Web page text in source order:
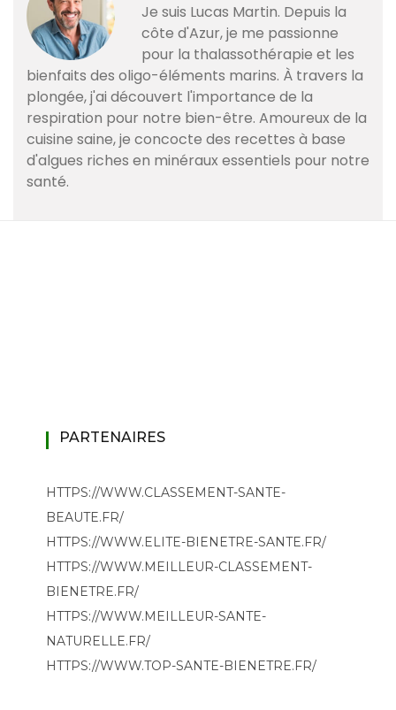
Je suis Lucas Martin. Depuis la
côte d'Azur, je me passionne
pour la thalassothérapie et les
bienfaits des oligo-éléments marins. À travers la
plongée, j'ai découvert l'importance de la
respiration pour notre bien-être. Amoureux de la
cuisine saine, je concocte des recettes à base
d'algues riches en minéraux essentiels pour notre
santé.
PARTENAIRES
HTTPS://WWW.CLASSEMENT-SANTE-
BEAUTE.FR/
HTTPS://WWW.ELITE-BIENETRE-SANTE.FR/
HTTPS://WWW.MEILLEUR-CLASSEMENT-
BIENETRE.FR/
HTTPS://WWW.MEILLEUR-SANTE-
NATURELLE.FR/
HTTPS://WWW.TOP-SANTE-BIENETRE.FR/